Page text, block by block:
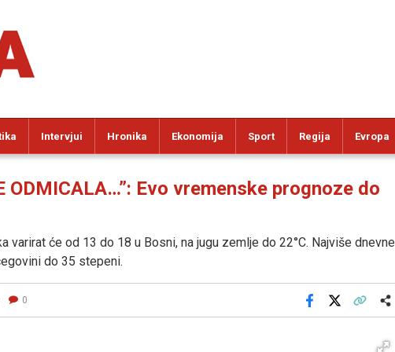
Intervjui Hronika Ekonomija Sport Regija Evropa
ODMICALA…”: Evo vremenske prognoze do
varirat će od 13 do 18 u Bosni, na jugu zemlje do 22°C. Najviše dnevne
do 35 stepeni.
0
Facebook